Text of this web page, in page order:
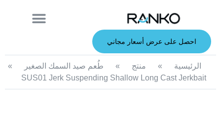
احصل على عرض أسعار مجاني
الرئيسية » منتج » طُعم صيد السمك الصغير
»
SUS01 Jerk Suspending Shallow Long Cast Jerkbait